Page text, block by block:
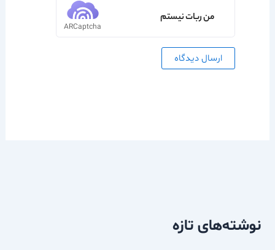
من ربات نیستم
ARCaptcha
نوشته‌های تازه